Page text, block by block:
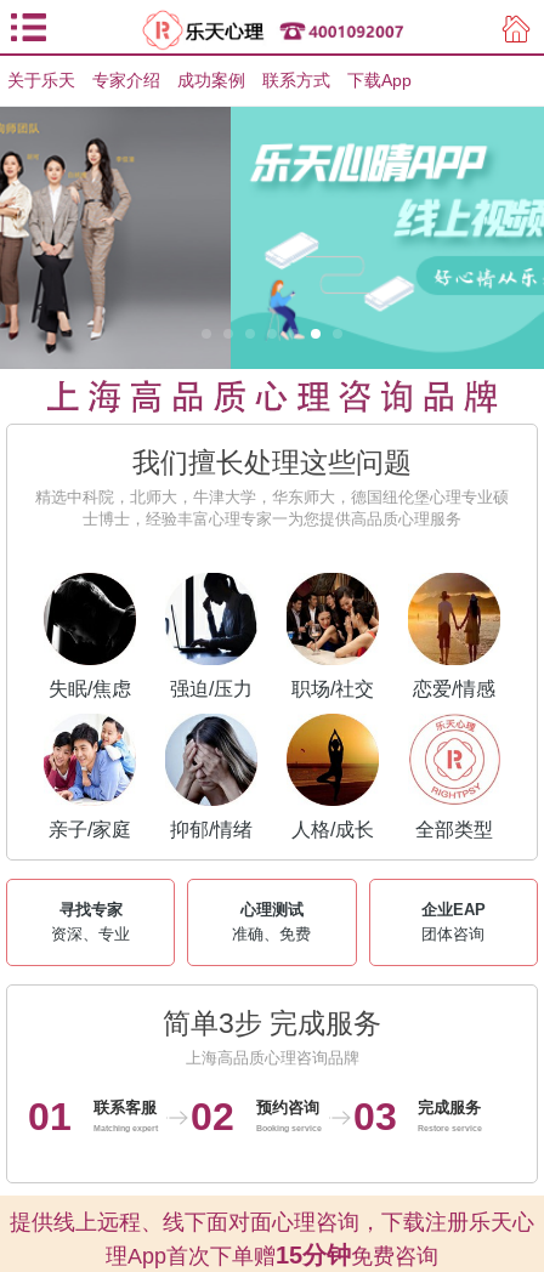
用户登录 用户注册
关于乐天 专家介绍 成功案例 联系方式 下载App
我们擅长处理这些问题
精选中科院，北师大，牛津大学，华东师大，德国纽伦堡心理专业硕
士博士，经验丰富心理专家一为您提供高品质心理服务
失眠/焦虑 强迫/压力 职场/社交 恋爱/情感
亲子/家庭 抑郁/情绪 人格/成长 全部类型
寻找专家
资深、专业
心理测试
准确、免费
企业EAP
团体咨询
简单3步 完成服务
上海高品质心理咨询品牌
01 联系客服
Matching expert 02 预约咨询
Booking service 03 完成服务
Restore service
提供线上远程、线下面对面心理咨询，下载注册乐天心
理App首次下单赠15分钟免费咨询